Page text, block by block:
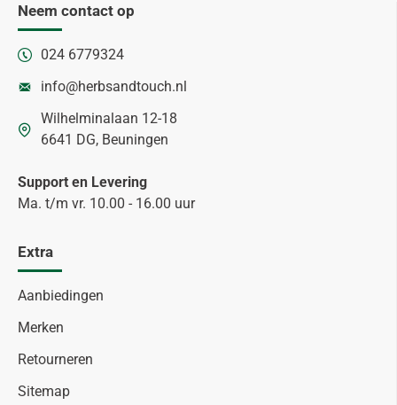
Neem contact op
024 6779324
info@herbsandtouch.nl
Wilhelminalaan 12-18
6641 DG, Beuningen
Support en Levering
Ma. t/m vr. 10.00 - 16.00 uur
Extra
Aanbiedingen
Merken
Retourneren
Sitemap